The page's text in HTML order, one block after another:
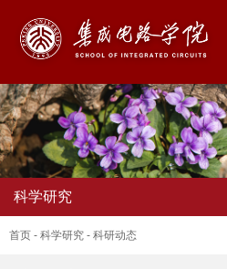
科学研究
首页 - 科学研究 - 科研动态